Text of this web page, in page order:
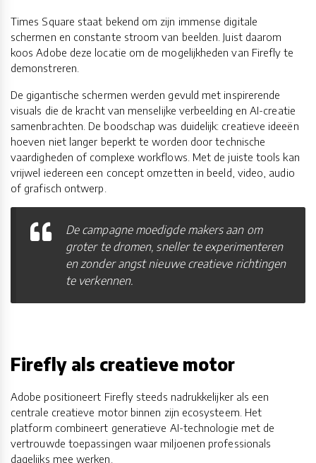
Times Square staat bekend om zijn immense digitale
schermen en constante stroom van beelden. Juist daarom
koos Adobe deze locatie om de mogelijkheden van Firefly te
demonstreren.
De gigantische schermen werden gevuld met inspirerende
visuals die de kracht van menselijke verbeelding en AI-creatie
samenbrachten. De boodschap was duidelijk: creatieve ideeën
hoeven niet langer beperkt te worden door technische
vaardigheden of complexe workflows. Met de juiste tools kan
vrijwel iedereen een concept omzetten in beeld, video, audio
of grafisch ontwerp.
De campagne moedigde makers aan om
groter te dromen, sneller te experimenteren
en zonder angst nieuwe creatieve richtingen
te verkennen.
Firefly als creatieve motor
Adobe positioneert Firefly steeds nadrukkelijker als een
centrale creatieve motor binnen zijn ecosysteem. Het
platform combineert generatieve AI-technologie met de
vertrouwde toepassingen waar miljoenen professionals
dagelijks mee werken.